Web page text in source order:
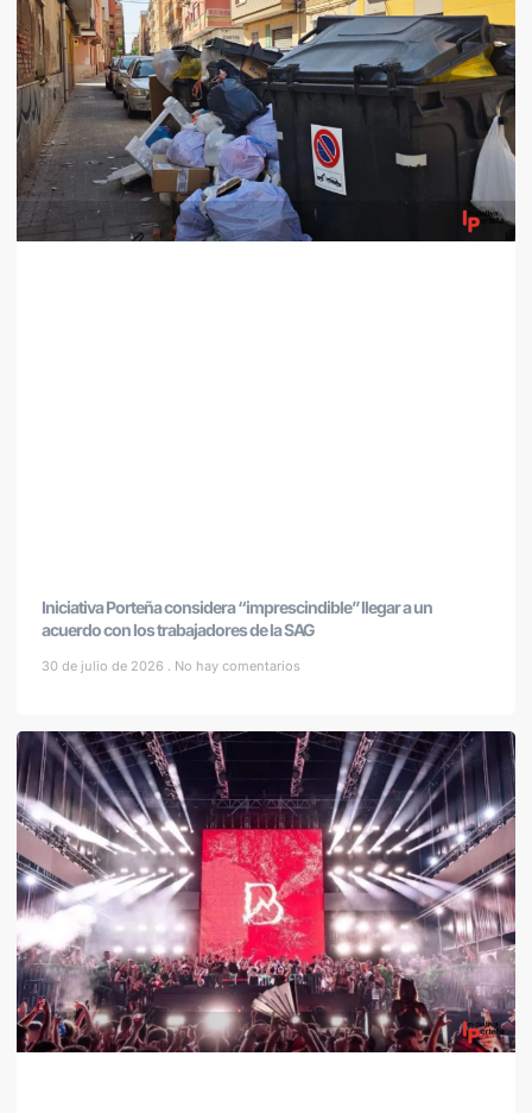
Iniciativa Porteña considera “imprescindible” llegar a un
acuerdo con los trabajadores de la SAG
30 de julio de 2026 No hay comentarios